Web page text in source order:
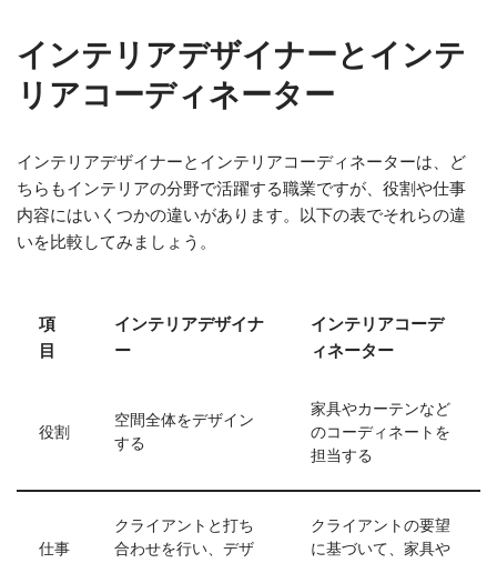
インテリアデザイナーとインテ
リアコーディネーター
インテリアデザイナーとインテリアコーディネーターは、ど
ちらもインテリアの分野で活躍する職業ですが、役割や仕事
内容にはいくつかの違いがあります。以下の表でそれらの違
いを比較してみましょう。
項
目
インテリアデザイナ
ー
インテリアコーデ
ィネーター
役割
空間全体をデザイン
する
家具やカーテンなど
のコーディネートを
担当する
仕事
クライアントと打ち
合わせを行い、デザ
クライアントの要望
に基づいて、家具や